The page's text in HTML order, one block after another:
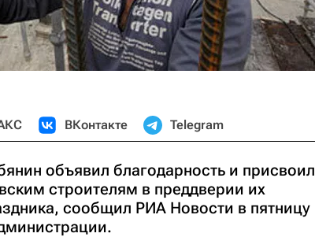
ВКонтакте Telegram
объявил благодарность и присвоил
строителям в преддверии их
сообщил РИА Новости в пятницу